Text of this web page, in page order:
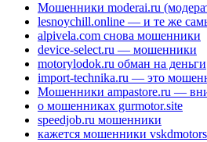
Мошенники moderai.ru
lesnoychill.online — и те же
alpivela.com снова мошенники
device-select.ru — мошенники
motorylodok.ru обман на деньги
import-technika.ru — это
Мошенники ampastore.ru —
о мошенниках gurmotor.site
speedjob.ru мошенники
кажется мошенники